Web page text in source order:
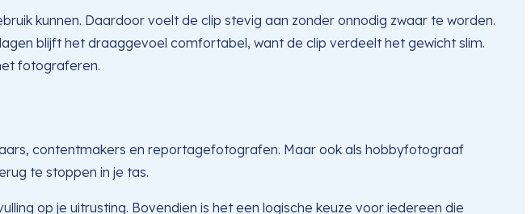
kunnen. Daardoor voelt de clip stevig aan zonder onnodig zwaar te worden.
blijft het draaggevoel comfortabel, want de clip verdeelt het gewicht slim.
fotograferen.
contentmakers en reportagefotografen. Maar ook als hobbyfotograaf
te stoppen in je tas.
op je uitrusting. Bovendien is het een logische keuze voor iedereen die